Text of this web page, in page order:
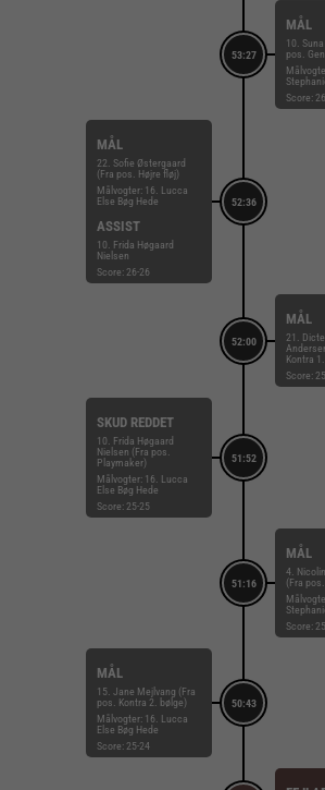
53:27
MÅL
10.
pos.
Score:
52:36
MÅL
22. Sofie Østergaard
(Fra pos. Højre fløj)
Målvogter: 16. Lucca
Else Bøg Hede
ASSIST
10. Frida Høgaard
Nielsen
Score: 26-26
52:00
MÅL
21.
Kontra
Score:
51:52
SKUD REDDET
10. Frida Høgaard
Nielsen (Fra pos.
Playmaker)
Målvogter: 16. Lucca
Else Bøg Hede
Score: 25-25
51:16
MÅL
4.
(Fra
Score:
50:43
MÅL
15. Jane Mejlvang (Fra
pos. Kontra 2. bølge)
Målvogter: 16. Lucca
Else Bøg Hede
Score: 25-24